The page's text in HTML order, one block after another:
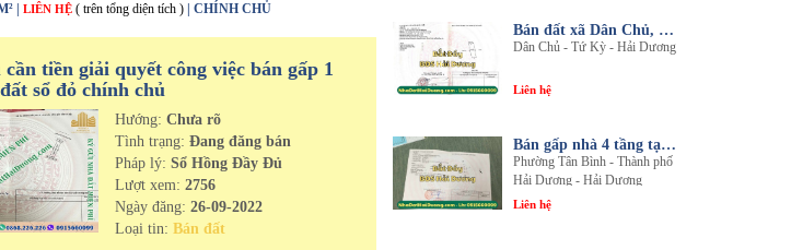
| LIÊN HỆ ( trên tổng diện tích ) | CHÍNH CHỦ
tiền giải quyết công việc bán gấp 1
sổ đỏ chính chủ
Hướng:Chưa rõ
Tình trạng:Đang đăng bán
Pháp lý: Sổ Hồng Đầy Đủ
Lượt xem:2756
Ngày đăng:26-09-2022
Loại tin:Bán đất
Bán đất xã Dân Chủ, Tứ Kỳ, Hải Dương - Diện tích 214m2 - Mặt tiền 8.5m - nhadathaiduong.com
Dân Chủ - Tứ Kỳ - Hải Dương
Liên hệ
Bán gấp nhà 4 tầng tại khu đô thị An Phú 2 - Nội thất gỗ lim sang trọng
Phường Tân Bình - Thành phố
Hải Dương - Hải Dương
Liên hệ